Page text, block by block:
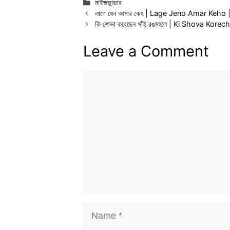
Categories
মাইজভান্ডার
লাগে যেন আমার কেহ | Lage Jeno Amar
কি শোভা করেছেন সাঁই রঙমহলে | Ki Shova
Leave a Comment
Name